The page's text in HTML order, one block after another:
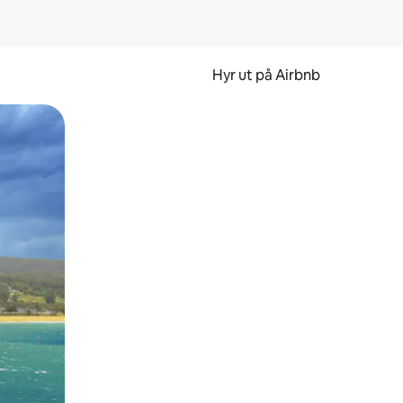
Hyr ut på Airbnb